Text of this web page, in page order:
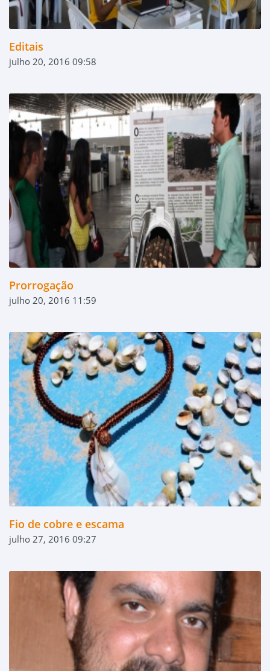
Editais
julho 20, 2016 09:58
Prorrogação
julho 20, 2016 11:59
Fio de cobre e escama
julho 27, 2016 09:27